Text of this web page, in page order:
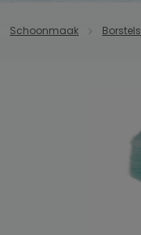
Schoonmaak Borstels